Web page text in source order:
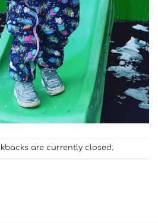
are currently closed.